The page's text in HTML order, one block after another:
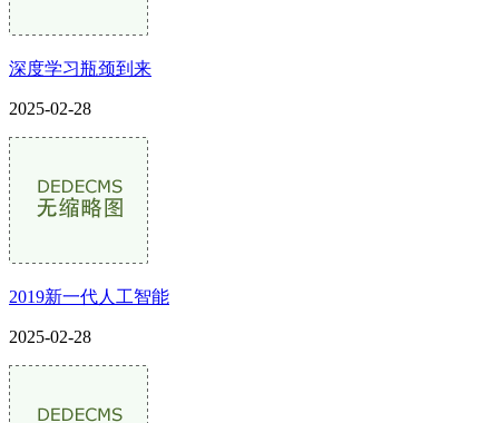
深度学习瓶颈到来
2025-02-28
2019新一代人工智能
2025-02-28